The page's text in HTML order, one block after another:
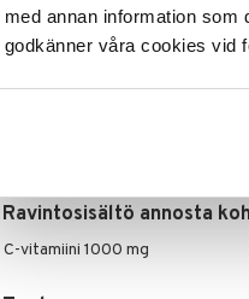
med annan information som
godkänner våra cookies vid
Annostus
1 mm päivittäin.
Ravintolisä. Suositeltua
monipuolisen ravinnon
Ravintosisältö annosta
C-vitamiini 1000 mg